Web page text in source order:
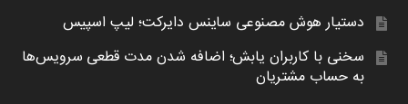
دستیار هوش مصنوعی ساینس دایرکت؛ لیپ اسپیس
سخنی با کاربران یابش؛ اضافه شدن مدت قطعی سرویس‌ها
به حساب مشتریان